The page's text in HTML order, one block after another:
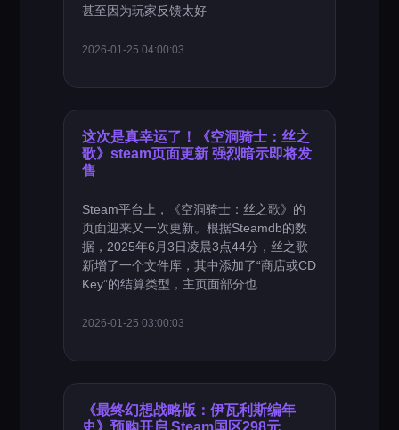
甚至因为玩家反馈太好
2026-01-25 04:00:03
这次是真幸运了！《空洞骑士：丝之
歌》steam页面更新 强烈暗示即将发
售
Steam平台上，《空洞骑士：丝之歌》的
页面迎来又一次更新。根据Steamdb的数
据，2025年6月3日凌晨3点44分，丝之歌
新增了一个文件库，其中添加了“商店或CD
Key”的结算类型，主页面部分也
2026-01-25 03:00:03
《最终幻想战略版：伊瓦利斯编年
史》预购开启 Steam国区298元